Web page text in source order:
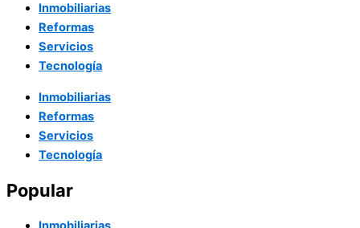
Inmobiliarias
Reformas
Servicios
Tecnología
Inmobiliarias
Reformas
Servicios
Tecnología
Popular